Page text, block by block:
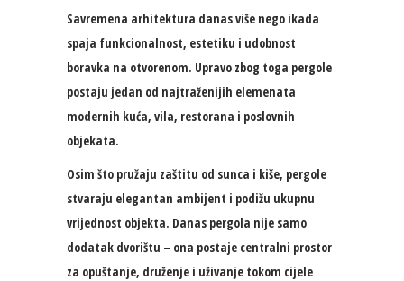
Savremena arhitektura danas više nego ikada
spaja funkcionalnost, estetiku i udobnost
boravka na otvorenom. Upravo zbog toga pergole
postaju jedan od najtraženijih elemenata
modernih kuća, vila, restorana i poslovnih
objekata.
Osim što pružaju zaštitu od sunca i kiše, pergole
stvaraju elegantan ambijent i podižu ukupnu
vrijednost objekta. Danas pergola nije samo
dodatak dvorištu – ona postaje centralni prostor
za opuštanje, druženje i uživanje tokom cijele